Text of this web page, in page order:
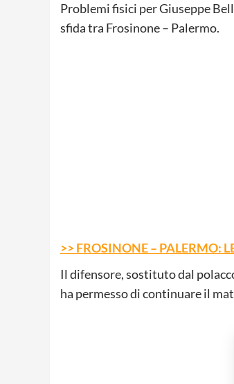
Problemi fisici per Giuseppe
sfida tra Frosinone – Palermo.
>> FROSINONE – PALERMO:
Il difensore, sostituto dal
ha permesso di continuare il